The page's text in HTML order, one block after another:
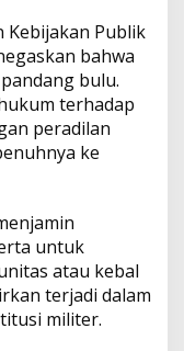
Kebijakan Publik
bahwa
bulu.
terhadap
peradilan
ke
untuk
atau kebal
terjadi dalam
militer.